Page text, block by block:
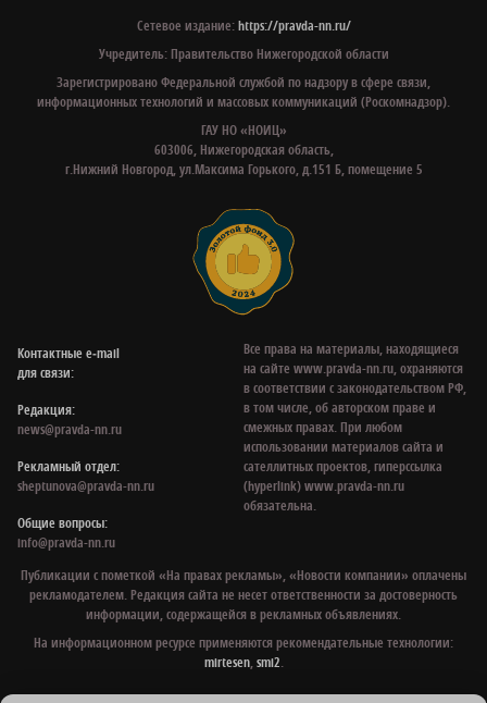
Сетевое издание:https://pravda-nn.ru/
Учредитель: Правительство Нижегородской области
Зарегистрировано Федеральной службой по надзору в сфере связи,
информационных технологий и массовых коммуникаций (Роскомнадзор).
ГАУ НО «НОИЦ»
603006, Нижегородская область,
г.Нижний Новгород, ул.Максима Горького, д.151 Б, помещение 5
Контактные e‑mail
для связи:
Редакция:
news@pravda-nn.ru
Рекламный отдел:
sheptunova@pravda-nn.ru
Общие вопросы:
info@pravda-nn.ru
Все права на материалы, находящиеся
на сайте www.pravda-nn.ru, охраняются
в соответствии с законодательством РФ,
в том числе, об авторском праве и
смежных правах. При любом
использовании материалов сайта и
сателлитных проектов, гиперссылка
(hyperlink) www.pravda-nn.ru
обязательна.
Публикации с пометкой «На правах рекламы», «Новости компании» оплачены
рекламодателем. Редакция сайта не несет ответственности за достоверность
информации, содержащейся в рекламных объявлениях.
На информационном ресурсе применяются рекомендательные технологии:
mirtesen,smi2.